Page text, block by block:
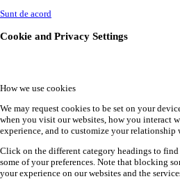
Sunt de acord
Cookie and Privacy Settings
How we use cookies
We may request cookies to be set on your
when you visit our websites, how you interact
experience, and to customize your relationship
Click on the different category headings to find
some of your preferences. Note that blocking
your experience on our websites and the